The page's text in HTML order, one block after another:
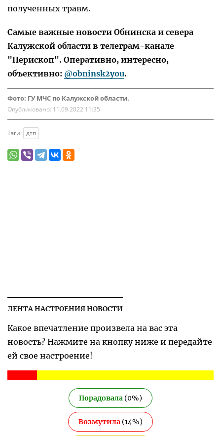
полученных травм.
Самые важные новости Обнинска и севера
Калужской области в телеграм-канале
"Перископ". Оперативно, интересно,
объективно: @obninsk2you.
Фото: ГУ МЧС по Калужской области.
Опубликовано: 11.09.2022 11:35
Тэги: дтп
ЛЕНТА НАСТРОЕНИЯ НОВОСТИ
Какое впечатление произвела на вас эта
новость? Нажмите на кнопку ниже и передайте
ей свое настроение!
Порадовала (0%)
Возмутила (14%)